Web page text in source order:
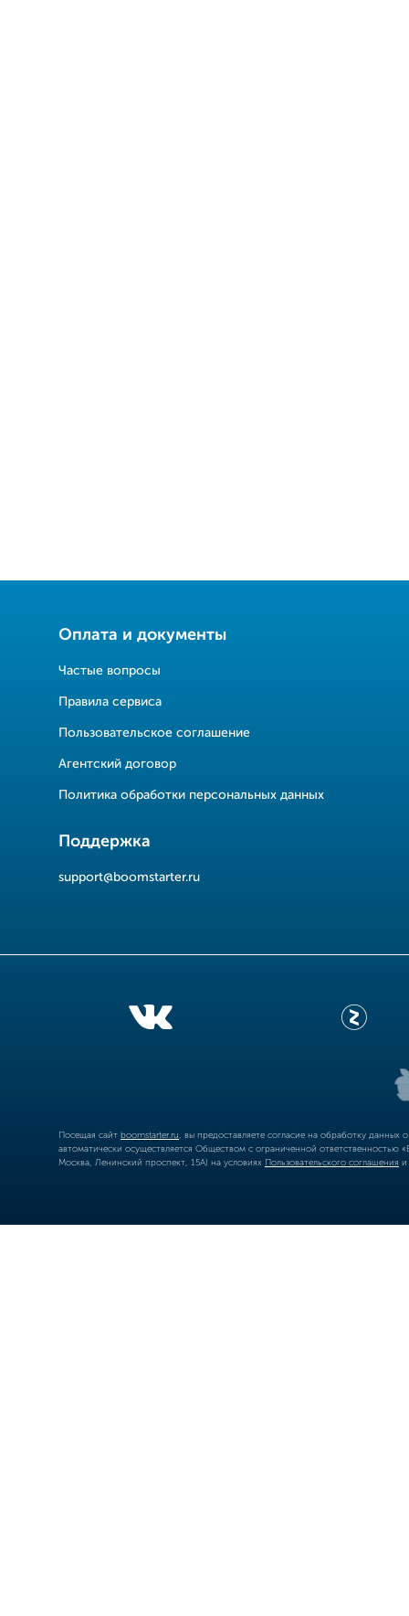
Оплата и документы
Частые вопросы
Правила сервиса
Пользовательское соглашение
Агентский договор
Политика обработки персональных данных
Поддержка
support@boomstarter.ru
Посещая сайт boomstarter.ru , вы предоставляете согласие на обработку
автоматически осуществляется Обществом с ограниченной
Москва, Ленинский проспект, 15А) на условиях Пользовательского соглашения и